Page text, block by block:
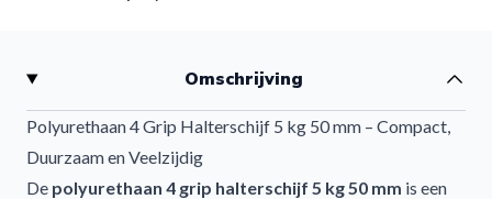
Omschrijving
Polyurethaan 4 Grip Halterschijf 5 kg 50 mm – Compact,
Duurzaam en Veelzijdig
De polyurethaan 4 grip halterschijf 5 kg 50 mm is een